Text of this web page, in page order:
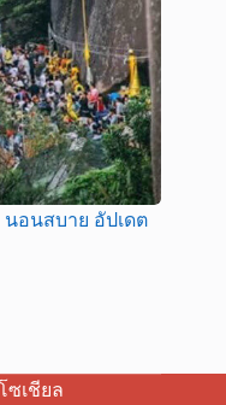
อนสบาย อัปเดต
ซเชียล